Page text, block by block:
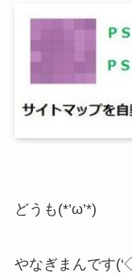
どうも(*’ω’*)
やなぎまんです